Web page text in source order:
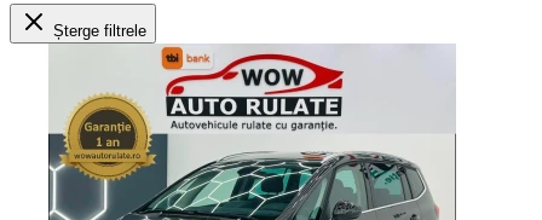
Șterge filtrele